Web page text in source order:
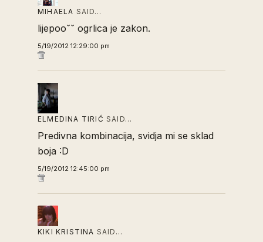
MIHAELA SAID…
lijepoo˘˘ ogrlica je zakon.
5/19/2012 12:29:00 pm
ELMEDINA TIRIĆ SAID…
Predivna kombinacija, svidja mi se sklad
boja :D
5/19/2012 12:45:00 pm
KIKI KRISTINA SAID…